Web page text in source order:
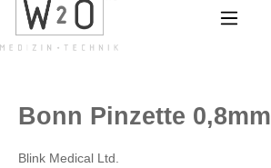
springen
Bonn Pinzette 0,8mm
Blink Medical Ltd.